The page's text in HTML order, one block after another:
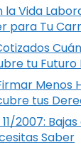
la Vida
para Tu
tu
Menos
tus
2007:
Saber